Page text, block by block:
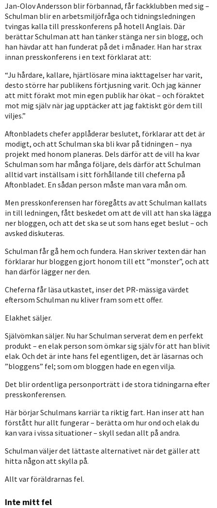
Jan-Olov Andersson blir förbannad, får fackklubben med sig –
Schulman blir en arbetsmiljöfråga och tidningsledningen
tvingas kalla till presskonferens på hotell Anglais. Där
berättar Schulman att han tänker stänga ner sin blogg, och
han hävdar att han funderat på det i månader. Han har strax
innan presskonferens i en text förklarat att:
“Ju hårdare, kallare, hjärtlösare mina iakttagelser har varit,
desto större har publikens förtjusning varit. Och jag känner
att mitt förakt mot min egen publik har ökat – och föraktet
mot mig själv när jag upptäcker att jag faktiskt gör dem till
viljes.”
Aftonbladets chefer applåderar beslutet, förklarar att det är
modigt, och att Schulman ska bli kvar på tidningen – nya
projekt med honom planeras. Dels därför att de vill ha kvar
Schulman som har många följare, dels därför att Schulman
alltid vart inställsam i sitt förhållande till cheferna på
Aftonbladet. En sådan person måste man vara mån om.
Men presskonferensen har föregåtts av att Schulman kallats
in till ledningen, fått beskedet om att de vill att han ska lägga
ner bloggen, och att det ska se ut som hans eget beslut – och
avsked diskuteras.
Schulman får gå hem och fundera. Han skriver texten där han
förklarar hur bloggen gjort honom till ett ”monster”, och att
han därför lägger ner den.
Cheferna får läsa utkastet, inser det PR-mässiga värdet
eftersom Schulman nu kliver fram som ett offer.
Elakhet säljer.
Självömkan säljer. Nu har Schulman serverat dem en perfekt
produkt – en elak person som ömkar sig själv för att han blivit
elak. Och det är inte hans fel egentligen, det är läsarnas och
”bloggens” fel; som om bloggen hade en egen vilja.
Det blir ordentliga personporträtt i de stora tidningarna efter
presskonferensen.
Här börjar Schulmans karriär ta riktig fart. Han inser att han
förstått hur allt fungerar – berätta om hur ond och elak du
kan vara i vissa situationer – skyll sedan allt på andra.
Schulman väljer det lättaste alternativet när det gäller att
hitta någon att skylla på.
Allt var föräldrarnas fel.
Inte mitt fel